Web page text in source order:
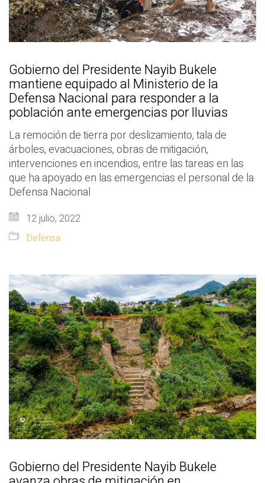
Gobierno del Presidente Nayib Bukele
mantiene equipado al Ministerio de la
Defensa Nacional para responder a la
población ante emergencias por lluvias
La remoción de tierra por deslizamiento, tala de
árboles, evacuaciones, obras de mitigación,
intervenciones en incendios, entre las tareas en las
que ha apoyado en las emergencias el personal de la
Defensa Nacional
12 julio, 2022
Defensa
Gobierno del Presidente Nayib Bukele